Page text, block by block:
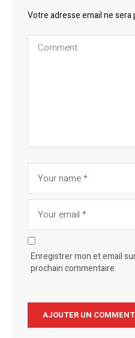
Votre adresse email ne sera
Enregistrer mon et email
prochain commentaire.